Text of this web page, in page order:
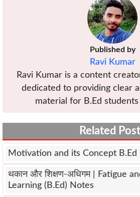
Published by
Ravi Kumar
Ravi Kumar is a content
dedicated to providing clear
material for B.Ed students
Related
Motivation and its Concept B.Ed
थकान और शिक्षण-अधिगम | Fatigue
Learning (B.Ed) Notes